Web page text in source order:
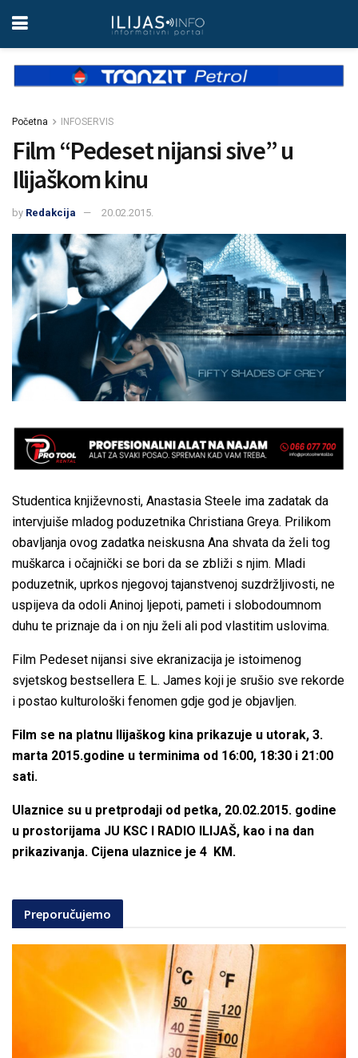
Početna INFOSERVIS
Film “Pedeset nijansi sive” u
Ilijaškom kinu
by Redakcija 20.02.2015.
Studentica književnosti, Anastasia Steele ima zadatak da
intervjuiše mladog poduzetnika Christiana Greya. Prilikom
obavljanja ovog zadatka neiskusna Ana shvata da želi tog
muškarca i očajnički se bori da se zbliži s njim. Mladi
poduzetnik, uprkos njegovoj tajanstvenoj suzdržljivosti, ne
uspijeva da odoli Aninoj ljepoti, pameti i slobodoumnom
duhu te priznaje da i on nju želi ali pod vlastitim uslovima.
Film Pedeset nijansi sive ekranizacija je istoimenog
svjetskog bestsellera E. L. James koji je srušio sve rekorde
i postao kulturološki fenomen gdje god je objavljen.
Film se na platnu Ilijaškog kina prikazuje u utorak, 3.
marta 2015.godine u terminima od 16:00, 18:30 i 21:00
sati.
Ulaznice su u pretprodaji od petka, 20.02.2015. godine
u prostorijama JU KSC I RADIO ILIJAŠ, kao i na dan
prikazivanja. Cijena ulaznice je 4 KM.
Preporučujemo